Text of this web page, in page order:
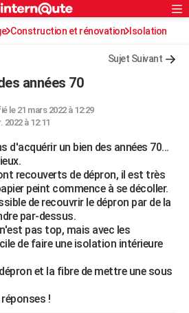
Rechercher
S'inscrire
Connexion
Construction et rénovation Isolation
Sujet Suivant
années 70
le 21 mars 2022 à 12:29
2022 à 12:11
d'acquérir un bien des années 70...
recouverts de dépron, il est très
peint commence à se décoller.
de recouvrir le dépron par de la
par-dessus.
pas top, mais avec les
de faire une isolation intérieure
et la fibre de mettre une sous
!